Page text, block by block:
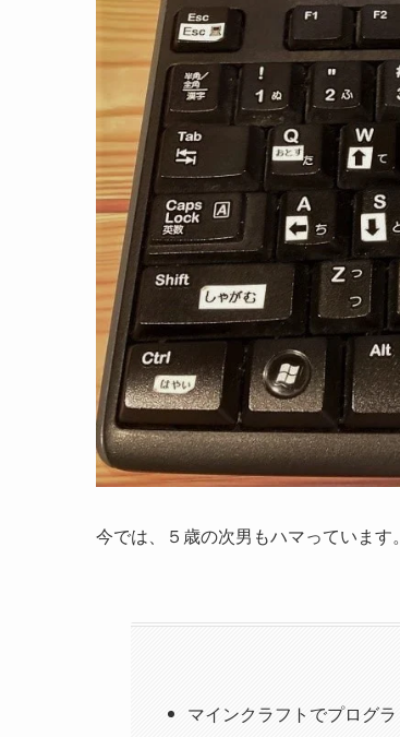
今では、５歳の次男もハマっています。
マインクラフトでプログ